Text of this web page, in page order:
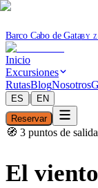
Barco Cabo de GataBY
Inicio
Excursiones
RutasBlogNosotros
ES |
EN
Reservar
🧭 3 puntos de salida
El